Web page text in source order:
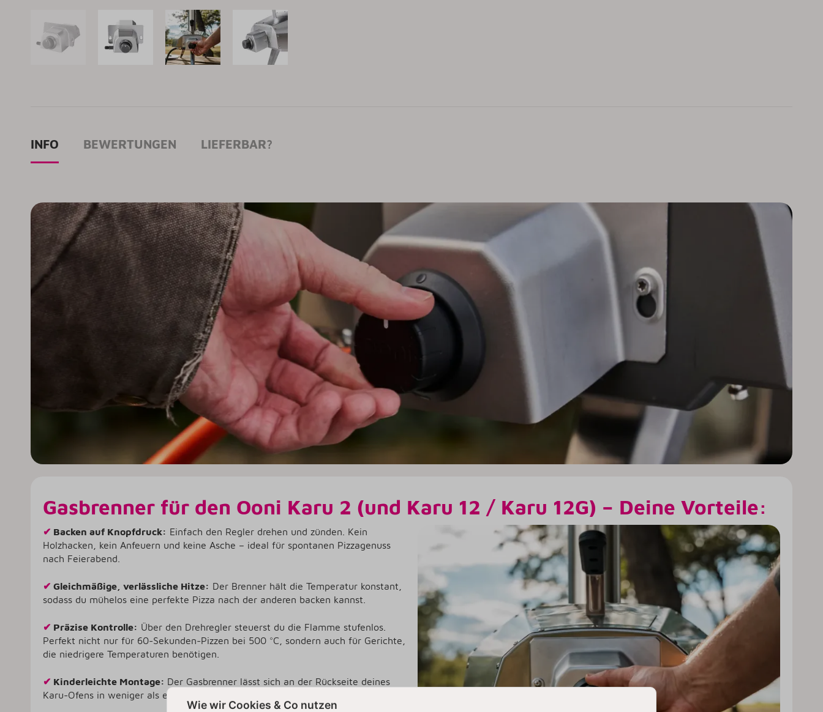
INFO BEWERTUNGEN LIEFERBAR?
Gasbrenner für den Ooni Karu 2 (und Karu 12 / Karu 12G) – Deine Vorteile:
✔ Backen auf Knopfdruck: Einfach den Regler drehen und zünden. Kein
Holzhacken, kein Anfeuern und keine Asche – ideal für spontanen Pizzagenuss
nach Feierabend.
✔ Gleichmäßige, verlässliche Hitze: Der Brenner hält die Temperatur konstant,
sodass du mühelos eine perfekte Pizza nach der anderen backen kannst.
✔ Präzise Kontrolle: Über den Drehregler steuerst du die Flamme stufenlos.
Perfekt nicht nur für 60-Sekunden-Pizzen bei 500 °C, sondern auch für Gerichte,
die niedrigere Temperaturen benötigen.
✔ Kinderleichte Montage: Der Gasbrenner lässt sich an der Rückseite deines
Karu-Ofens in weniger als einer Minute mit nur zwei Schrauben befestigen.
Wie wir Cookies & Co nutzen